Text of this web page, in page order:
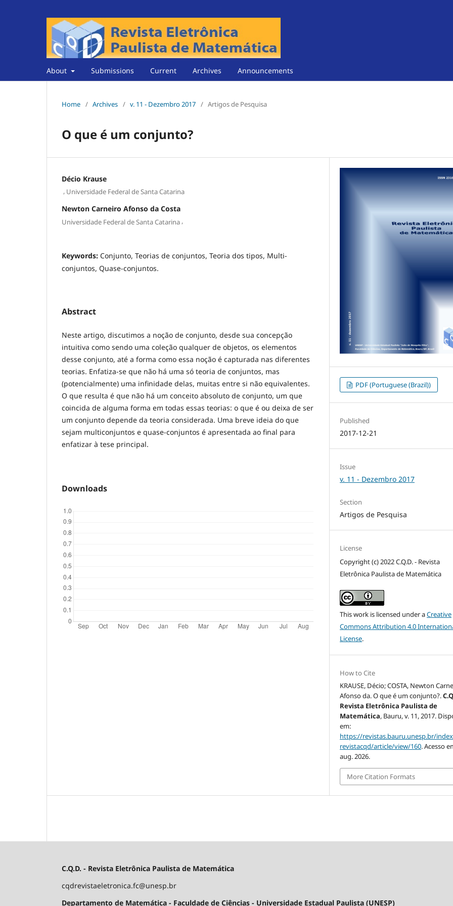
About Submissions Current Archives Announcements
Home / Archives / v. 11 - Dezembro 2017 / Artigos de Pesquisa
O que é um conjunto?
Décio Krause
, Universidade Federal de Santa Catarina
Newton Carneiro Afonso da Costa
Universidade Federal de Santa Catarina ,
Keywords: Conjunto, Teorias de conjuntos, Teoria dos tipos, Multi-
conjuntos, Quase-conjuntos.
Abstract
Neste artigo, discutimos a noção de conjunto, desde sua concepção
intuitiva como sendo uma coleção qualquer de objetos, os elementos
desse conjunto, até a forma como essa noção é capturada nas diferentes
teorias. Enfatiza-se que não há uma só teoria de conjuntos, mas
(potencialmente) uma infinidade delas, muitas entre si não equivalentes.
O que resulta é que não há um conceito absoluto de conjunto, um que
coincida de alguma forma em todas essas teorias: o que é ou deixa de ser
um conjunto depende da teoria considerada. Uma breve ideia do que
sejam multiconjuntos e quase-conjuntos é apresentada ao final para
enfatizar à tese principal.
Downloads
PDF (Portuguese (Brazil))
Published
2017-12-21
Issue
v. 11 - Dezembro 2017
Section
Artigos de Pesquisa
License
Copyright (c) 2022 C.Q.D. - Revista
Eletrônica Paulista de Matemática
This work is licensed under aCreative
Commons Attribution 4.0
License.
How to Cite
KRAUSE, Décio; COSTA, Newton
Afonso da. O que é um conjunto?.
Revista Eletrônica Paulista de
Matemática, Bauru, v. 11, 2017.
em:
https://revistas.bauru.unesp.br/
revistacqd/article/view/160. Acesso
aug. 2026.
More Citation Formats
C.Q.D. - Revista Eletrônica Paulista de Matemática
cqdrevistaeletronica.fc@unesp.br
Departamento de Matemática - Faculdade de Ciências - Universidade Estadual Paulista (UNESP)